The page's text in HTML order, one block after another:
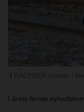
I årets første